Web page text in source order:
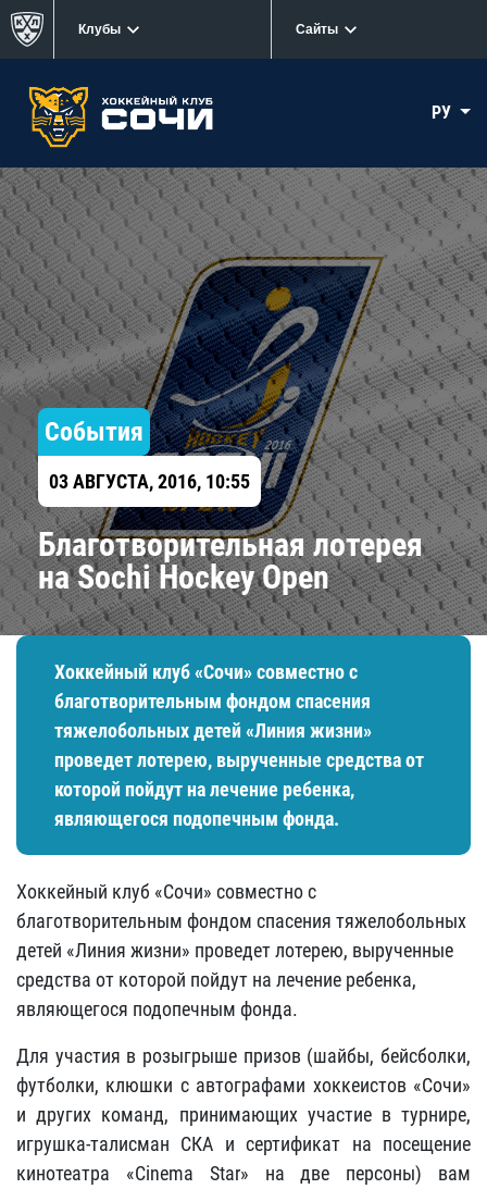
Клубы Сайты
РУ
События
03 АВГУСТА, 2016, 10:55
Благотворительная лотерея
на Sochi Hockey Open
Хоккейный клуб «Сочи» совместно с
благотворительным фондом спасения
тяжелобольных детей «Линия жизни»
проведет лотерею, вырученные средства от
которой пойдут на лечение ребенка,
являющегося подопечным фонда.
Хоккейный клуб «Сочи» совместно с
благотворительным фондом спасения тяжелобольных
детей «Линия жизни» проведет лотерею, вырученные
средства от которой пойдут на лечение ребенка,
являющегося подопечным фонда.
Для участия в розыгрыше призов (шайбы, бейсболки,
футболки, клюшки с автографами хоккеистов «Сочи»
и других команд, принимающих участие в турнире,
игрушка-талисман СКА и сертификат на посещение
кинотеатра «Cinema Star» на две персоны) вам